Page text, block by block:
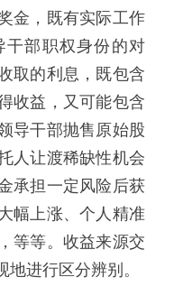
金，既有实际工作
干部职权身份的对
取的利息，既包含
收益，又可能包含
导干部抛售原始股
人让渡稀缺性机会
承担一定风险后获
幅上涨、个人精准
等等。收益来源交
进行区分辨别。